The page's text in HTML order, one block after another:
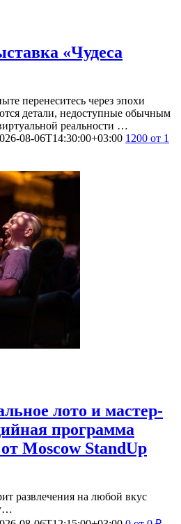
«Чудеса
перенеситесь через эпохи
детали, недоступные обычным
реальности …
08-06T14:30:00+03:00 1200 от 1
лото и мастер-
программа
Moscow StandUp
развлечения на любой вкус